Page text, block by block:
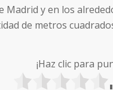
Madrid y en los
de metros
¡Haz clic para